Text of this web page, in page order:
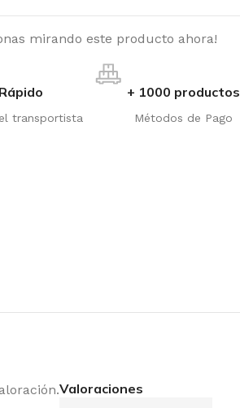
mirando este producto ahora!
transportista
+ 1000 productos
Métodos de Pago
Valoraciones